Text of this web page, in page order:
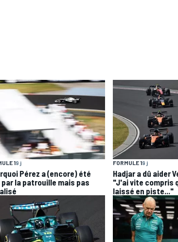
19 j
Pérez a (encore) été
la patrouille mais pas
FORMULE 19 j
Hadjar a dû aider
"J'ai vite compris
laissé en piste..."